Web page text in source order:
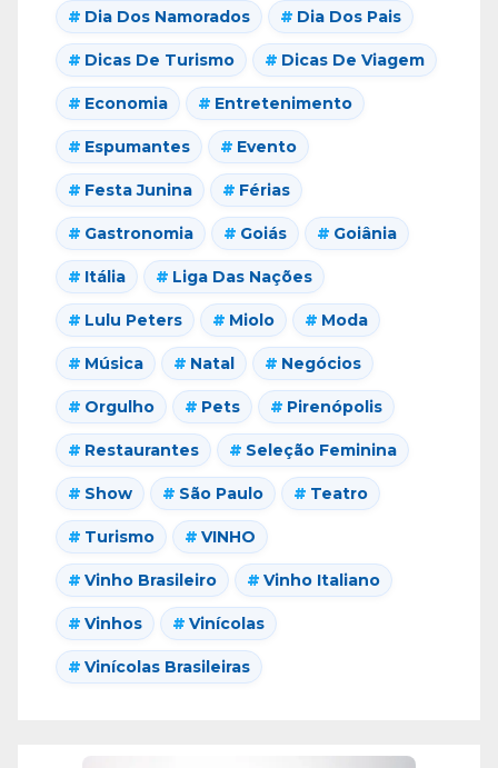
Dia Dos Namorados Dia Dos Pais
Dicas De Turismo Dicas De Viagem
Economia Entretenimento
Espumantes Evento
Festa Junina Férias
Gastronomia Goiás Goiânia
Itália Liga Das Nações
Lulu Peters Miolo Moda
Música Natal Negócios
Orgulho Pets Pirenópolis
Restaurantes Seleção Feminina
Show São Paulo Teatro
Turismo VINHO
Vinho Brasileiro Vinho Italiano
Vinhos Vinícolas
Vinícolas Brasileiras